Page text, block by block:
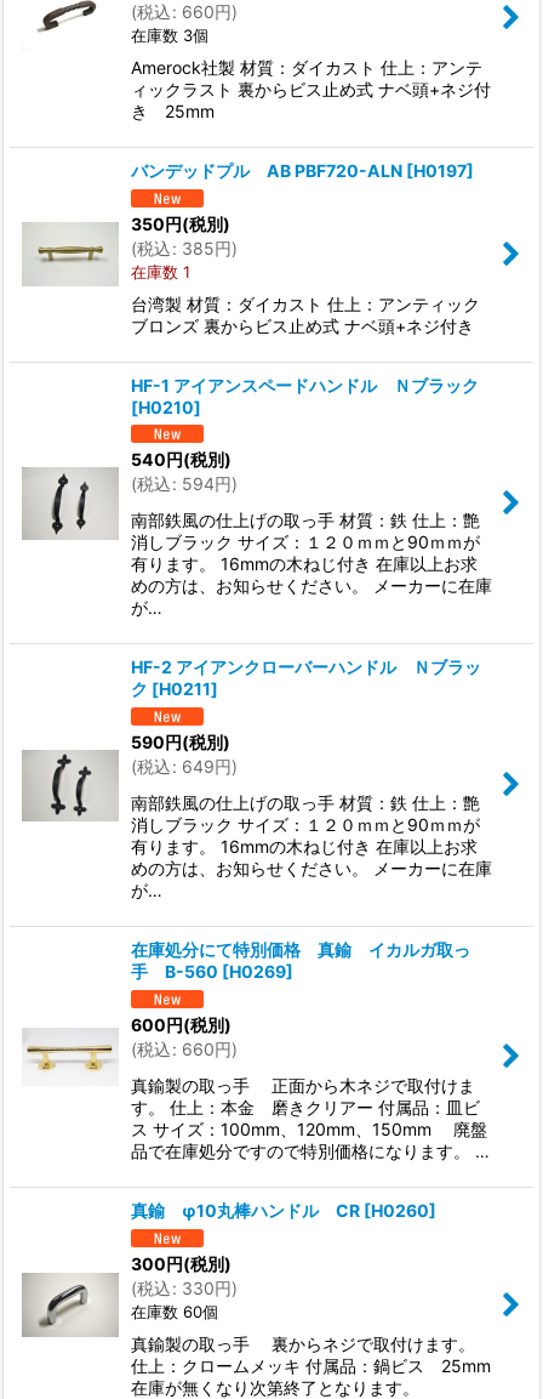
(税込: 660円)
在庫数 3個
Amerock社製 材質：ダイカスト 仕上：アンテ
ィックラスト 裏からビス止め式 ナベ頭+ネジ付
き 25mm
バンデッドプル AB PBF720-ALN [H0197]
350円(税別)
(税込: 385円)
在庫数 1
台湾製 材質：ダイカスト 仕上：アンティック
ブロンズ 裏からビス止め式 ナベ頭+ネジ付き
HF-1 アイアンスペードハンドル Ｎブラック
[H0210]
540 円(税別)
(税込: 594円)
南部鉄風の仕上げの取っ手 材質：鉄 仕上：艶
消しブラック サイズ：１２０ｍｍと90ｍｍが
有ります。 16mmの木ねじ付き 在庫以上お求
めの方は、お知らせください。 メーカーに在庫
が…
HF-2 アイアンクローバーハンドル Ｎブラッ
ク [H0211]
590円(税別)
(税込: 649円)
南部鉄風の仕上げの取っ手 材質：鉄 仕上：艶
消しブラック サイズ：１２０ｍｍと90ｍｍが
有ります。 16mmの木ねじ付き 在庫以上お求
めの方は、お知らせください。 メーカーに在庫
が…
在庫処分にて特別価格 真鍮 イカルガ取っ
手 B-560 [H0269]
600円(税別)
(税込: 660円)
真鍮製の取っ手 正面から木ネジで取付けま
す。 仕上：本金 磨きクリアー 付属品：皿ビ
ス サイズ：100mm、120mm、150mm 廃盤
品で在庫処分ですので特別価格になります。 …
真鍮 φ10丸棒ハンドル CR [H0260]
300円(税別)
(税込: 330円)
在庫数 60個
真鍮製の取っ手 裏からネジで取付けます。
仕上：クロームメッキ 付属品：鍋ビス 25mm
在庫が無くなり次第終了となります。